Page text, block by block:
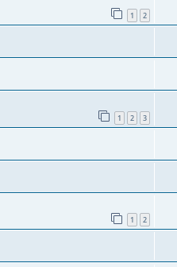
1 2
1 2 3
1 2